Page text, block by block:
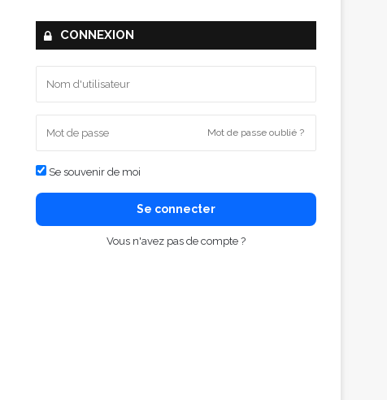
CONNEXION
Mot de passe oublié ?
Se souvenir de moi
Se connecter
Vous n'avez pas de compte ?